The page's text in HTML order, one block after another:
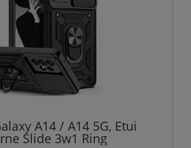
A14 / A14 5G, Etui
Slide 3w1 Ring